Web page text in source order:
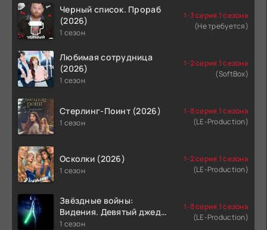
Черный список. Прораб
(2026)
1 сезон
1-3 серия 1 сезона
(Не требуется)
Любимая сотрудница
(2026)
1 сезон
1-2 серия 1 сезона
(SoftBox)
Стерлинг-Поинт (2026)
1 сезон
1-8 серия 1 сезона
(LE-Production)
Осколки (2026)
1 сезон
1-2 серия 1 сезона
(LE-Production)
Звёздные войны:
Видения. Девятый джедай
(2026)
1 сезон
1-8 серия 1 сезона
(LE-Production)